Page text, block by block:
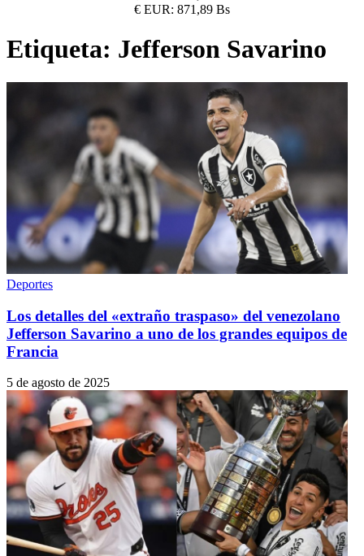
€ EUR: 871,89 Bs
Etiqueta: Jefferson Savarino
Deportes
Los detalles del «extraño traspaso» del venezolano
Jefferson Savarino a uno de los grandes equipos de
Francia
5 de agosto de 2025